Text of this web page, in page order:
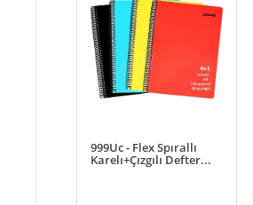
999Uc - Flex Spırallı
Karelı+Çızgılı Defter...